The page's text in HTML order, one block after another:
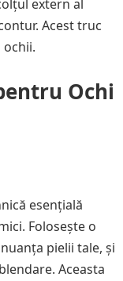
extern al
Acest truc
ochii.
Ochi
esențială
Folosește o
pielii tale, și
Aceasta